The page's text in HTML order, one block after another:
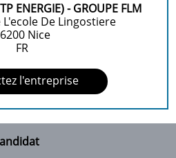
ENERGIE) - GROUPE FLM
De Lingostiere
Nice
FR
l'entreprise